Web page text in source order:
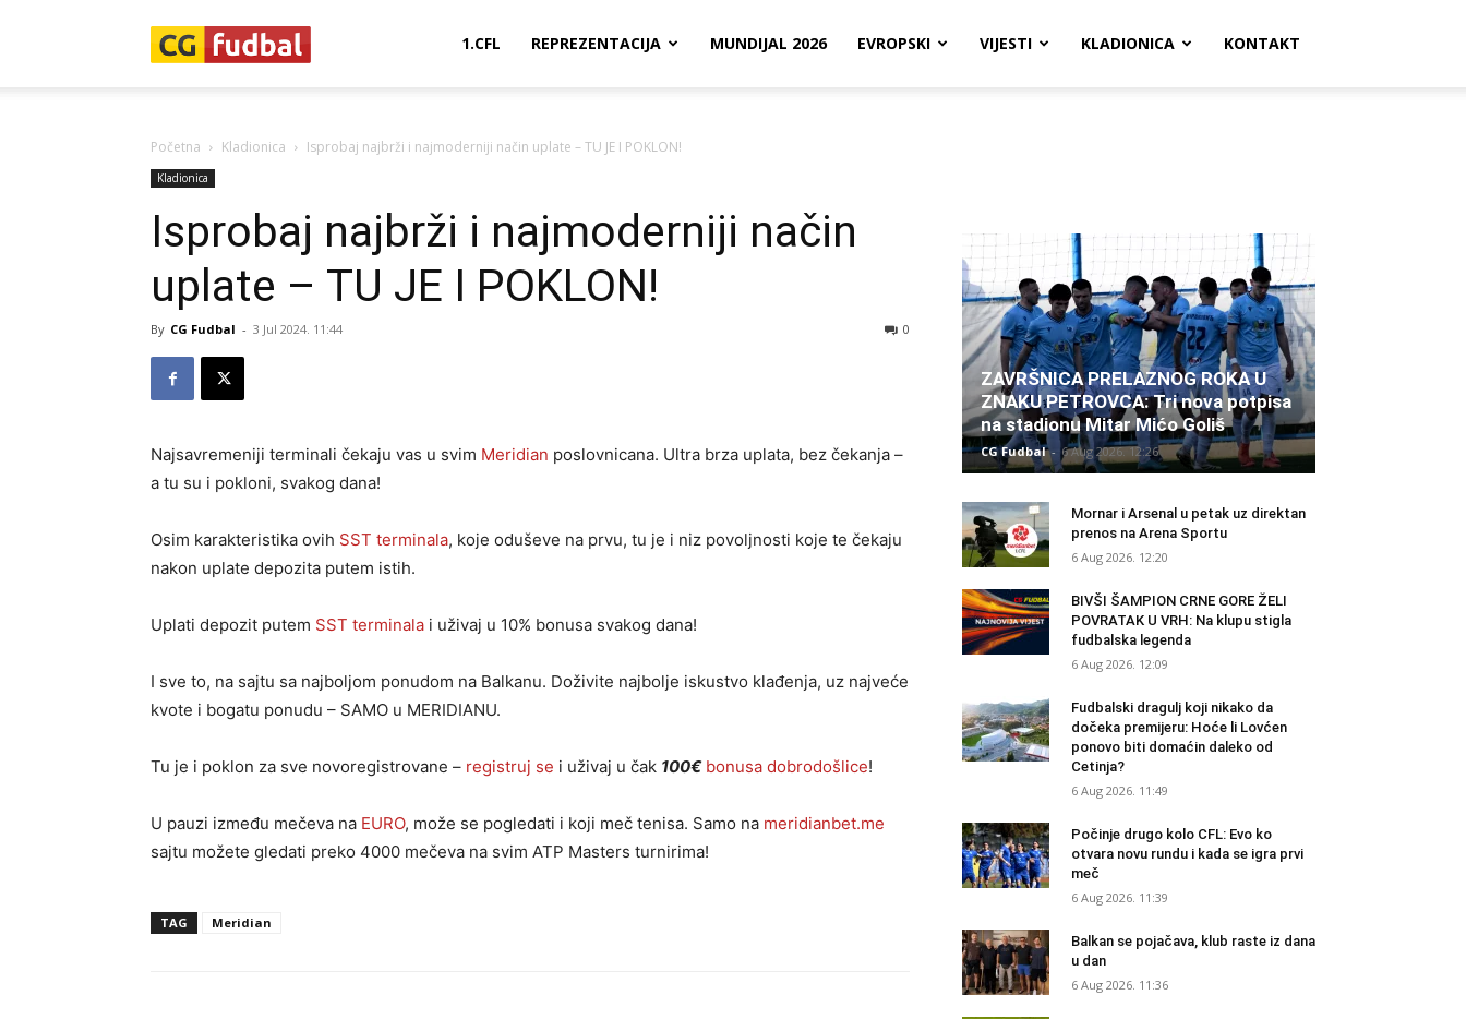
1.CFL REPREZENTACIJA MUNDIJAL 2026 EVROPSKI VIJESTI KLADIONICA KONTAKT
Početna Kladionica Isprobaj najbrži i najmoderniji način uplate – TU JE I POKLON!
Kladionica
Isprobaj najbrži i najmoderniji način
uplate – TU JE I POKLON!
By CG Fudbal - 3 Jul 2024. 11:44 0
Najsavremeniji terminali čekaju vas u svim Meridian poslovnicana. Ultra brza uplata, bez čekanja –
a tu su i pokloni, svakog dana!
Osim karakteristika ovih SST terminala, koje oduševe na prvu, tu je i niz povoljnosti koje te čekaju
nakon uplate depozita putem istih.
Uplati depozit putem SST terminala i uživaj u 10% bonusa svakog dana!
I sve to, na sajtu sa najboljom ponudom na Balkanu. Doživite najbolje iskustvo klađenja, uz najveće
kvote i bogatu ponudu – SAMO u MERIDIANU.
Tu je i poklon za sve novoregistrovane – registruj se i uživaj u čak 100€ bonusa dobrodošlice!
U pauzi između mečeva na EURO, može se pogledati i koji meč tenisa. Samo na meridianbet.me
sajtu možete gledati preko 4000 mečeva na svim ATP Masters turnirima!
TAG Meridian
ZAVRŠNICA PRELAZNOG ROKA U
ZNAKU PETROVCA: Tri nova potpisa
na stadionu Mitar Mićo Goliš
CG Fudbal - 6 Aug 2026. 12:26
Mornar i Arsenal u petak uz direktan
prenos na Arena Sportu
6 Aug 2026. 12:20
BIVŠI ŠAMPION CRNE GORE ŽELI
POVRATAK U VRH: Na klupu stigla
fudbalska legenda
6 Aug 2026. 12:09
Fudbalski dragulj koji nikako da
dočeka premijeru: Hoće li Lovćen
ponovo biti domaćin daleko od
Cetinja?
6 Aug 2026. 11:49
Počinje drugo kolo CFL: Evo ko
otvara novu rundu i kada se igra prvi
meč
6 Aug 2026. 11:39
Balkan se pojačava, klub raste iz dana
u dan
6 Aug 2026. 11:36